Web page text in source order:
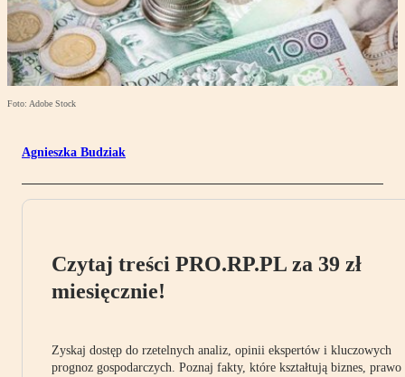
Foto: Adobe Stock
Agnieszka Budziak
Czytaj treści PRO.RP.PL za 39 zł
miesięcznie!
Zyskaj dostęp do rzetelnych analiz, opinii ekspertów i kluczowych
prognoz gospodarczych. Poznaj fakty, które kształtują biznes, prawo